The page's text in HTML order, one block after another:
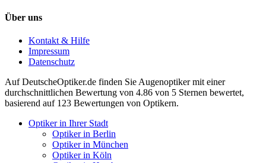
Über uns
Kontakt & Hilfe
Impressum
Datenschutz
AufDeutscheOptiker.de finden Sie Augenoptiker mit einer
durchschnittlichen Bewertung von 4.86 von 5 Sternen bewertet,
basierend auf 123 Bewertungen von Optikern.
Optiker in Ihrer Stadt
Optiker in Berlin
Optiker in München
Optiker in Köln